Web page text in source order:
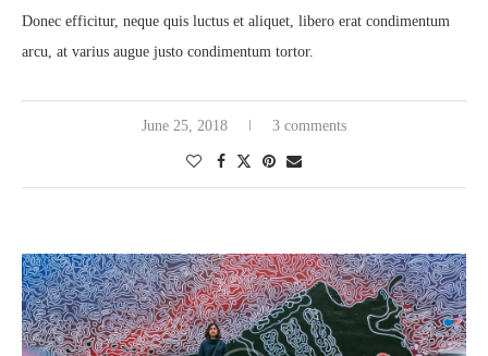
Donec efficitur, neque quis luctus et aliquet, libero erat condimentum
arcu, at varius augue justo condimentum tortor.
June 25, 2018 3 comments